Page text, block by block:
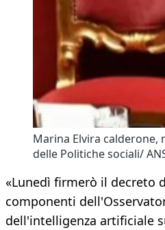
Marina Elvira calderone,
delle Politiche sociali/
«Lunedì firmerò il decreto
componenti
dell'intelligenza artificiale